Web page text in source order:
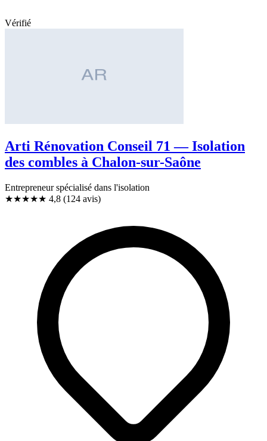
Vérifié
Arti Rénovation Conseil 71 — Isolation
des combles à Chalon-sur-Saône
Entrepreneur spécialisé dans l'isolation
★★★★★ 4,8 (124 avis)